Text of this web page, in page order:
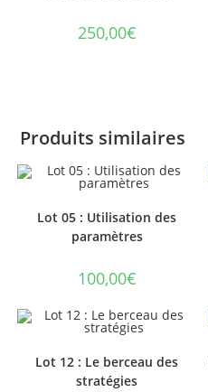
250,00€
Produits similaires
Lot 05 : Utilisation des
paramètres
100,00€
Lot 12 : Le berceau des
stratégies